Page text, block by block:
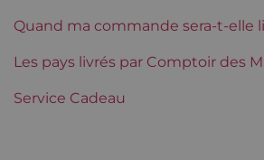
Quand ma commande sera-t-elle
Les pays livrés par Comptoir des
Service Cadeau